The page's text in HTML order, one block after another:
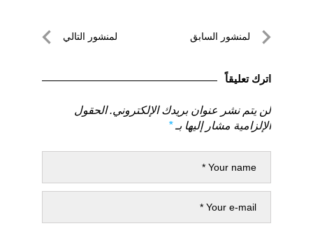
تصفّحلمنشور السابق
السابق
لمنشور التالي
اترك تعليقاً
لن يتم نشر عنوان بريدك الإلكتروني. الحقول
الإلزامية مشار إليها بـ*